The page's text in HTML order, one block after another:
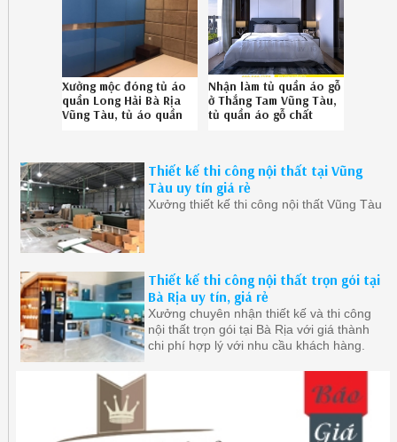
Xưởng mộc đóng tủ áo
quần Long Hải Bà Rịa
Vũng Tàu, tủ áo quần
086.7895828
Nhận làm tủ quần áo gỗ
ở Thắng Tam Vũng Tàu,
tủ quần áo gỗ chất
Thiết kế thi công nội thất tại Vũng
Tàu uy tín giá rẻ
Xưởng thiết kế thi công nội thất Vũng Tàu
Thiết kế thi công nội thất trọn gói tại
Bà Rịa uy tín, giá rẻ
Xưởng chuyên nhận thiết kế và thi công
nội thất trọn gói tại Bà Rịa với giá thành
chi phí hợp lý với nhu cầu khách hàng.